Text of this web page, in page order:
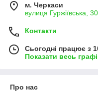
м. Черкаси
вулиця Гуржіївська,
Контакти
Сьогодні працює з
Показати весь
Про нас